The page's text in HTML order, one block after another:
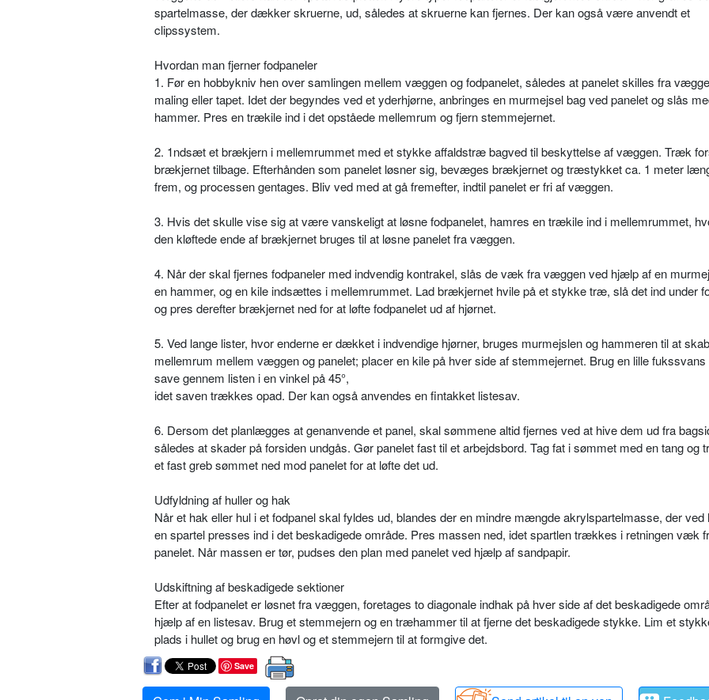
spartelmasse, der dækker skruerne, ud, således at skruerne kan fjernes. Der kan også være anvendt et
clipssystem.
Hvordan man fjerner fodpaneler
1. Før en hobbykniv hen over samlingen mellem væggen og fodpanelet, således at panelet skilles fra
maling eller tapet. Idet der begyndes ved et yderhjørne, anbringes en murmejsel bag ved panelet og slås
hammer. Pres en trækile ind i det opståede mellemrum og fjern stemmejernet.
2. 1ndsæt et brækjern i mellemrummet med et stykke affaldstræ bagved til beskyttelse af væggen. Træk
brækjernet tilbage. Efterhånden som panelet løsner sig, bevæges brækjernet og træstykket ca. 1 meter
frem, og processen gentages. Bliv ved med at gå fremefter, indtil panelet er fri af væggen.
3. Hvis det skulle vise sig at være vanskeligt at løsne fodpanelet, hamres en trækile ind i mellemrummet,
den kløftede ende af brækjernet bruges til at løsne panelet fra væggen.
4. Når der skal fjernes fodpaneler med indvendig kontrakel, slås de væk fra væggen ved hjælp af en
en hammer, og en kile indsættes i mellemrummet. Lad brækjernet hvile på et stykke træ, slå det ind under
og pres derefter brækjernet ned for at løfte fodpanelet ud af hjørnet.
5. Ved lange lister, hvor enderne er dækket i indvendige hjørner, bruges murmejslen og hammeren til at
mellemrum mellem væggen og panelet; placer en kile på hver side af stemmejernet. Brug en lille fukssvans
save gennem listen i en vinkel på 45°,
idet saven trækkes opad. Der kan også anvendes en fintakket listesav.
6. Dersom det planlægges at genanvende et panel, skal sømmene altid fjernes ved at hive dem ud fra
således at skader på forsiden undgås. Gør panelet fast til et arbejdsbord. Tag fat i sømmet med en tang og
et fast greb sømmet ned mod panelet for at løfte det ud.
Udfyldning af huller og hak
Når et hak eller hul i et fodpanel skal fyldes ud, blandes der en mindre mængde akrylspartelmasse, der
en spartel presses ind i det beskadigede område. Pres massen ned, idet spartlen trækkes i retningen væk
panelet. Når massen er tør, pudses den plan med panelet ved hjælp af sandpapir.
Udskiftning af beskadigede sektioner
Efter at fodpanelet er løsnet fra væggen, foretages to diagonale indhak på hver side af det beskadigede
hjælp af en listesav. Brug et stemmejern og en træhammer til at fjerne det beskadigede stykke. Lim et
plads i hullet og brug en høvl og et stemmejern til at formgive det.
Save